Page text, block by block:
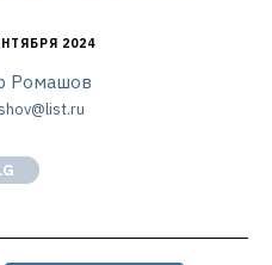
2024
Ромашов